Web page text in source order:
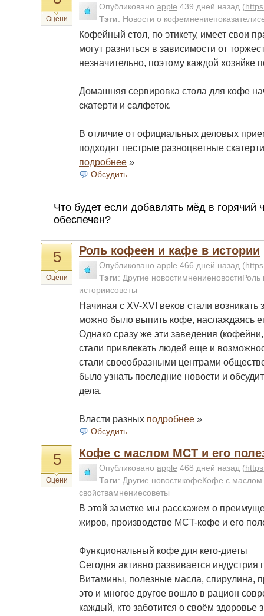
Оцени
Опубликовано apple 439 дней назад (
Тэги: Новости о
Кофейный стол, по этикету, имеет свои
могут разниться в зависимости от
незначительно, поэтому каждой хозяйке
Домашняя сервировка стола для кофе
скатерти и салфеток.
В отличие от официальных деловых
подходят пестрые разноцветные
подробнее »
Обсудить
5
Оцени
Роль кофеен и кафе в истории
Опубликовано apple 466 дней назад (
Тэги: Другие
историисоветы
Начиная с XV-XVI веков стали возникать
можно было выпить кофе, наслаждаясь
Однако сразу же эти заведения
стали привлекать людей еще и
стали своеобразными центрами
было узнать последние новости и
дела.
Власти разных подробнее »
Обсудить
5
Оцени
Кофе с маслом MCT и его
Опубликовано apple 468 дней назад (
Тэги: Другие новостикофеКофе с
свойствамнениесоветы
В этой заметке мы расскажем о
жиров, производстве MCT-кофе и его
Функциональный кофе для кето-диеты
Сегодня активно развивается
Витамины, полезные масла, спирулина,
это и многое другое вошло в рацион
каждый, кто заботится о своём здоровье